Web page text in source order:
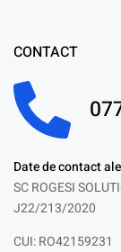
CONTACT
Date de contact
SC ROGESI
J22/213/2020
CUI: RO42159231